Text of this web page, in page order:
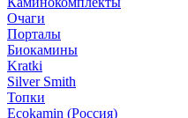
Очаги
Порталы
Биокамины
Kratki
Silver Smith
Топки
Ecokamin (Россия)